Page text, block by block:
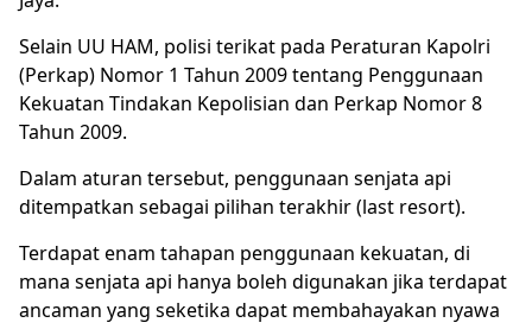
Selain UU HAM, polisi terikat pada Peraturan Kapolri
(Perkap) Nomor 1 Tahun 2009 tentang Penggunaan
Kekuatan Tindakan Kepolisian dan Perkap Nomor 8
Tahun 2009.
Dalam aturan tersebut, penggunaan senjata api
ditempatkan sebagai pilihan terakhir (last resort).
Terdapat enam tahapan penggunaan kekuatan, di
mana senjata api hanya boleh digunakan jika terdapat
ancaman yang seketika dapat membahayakan nyawa